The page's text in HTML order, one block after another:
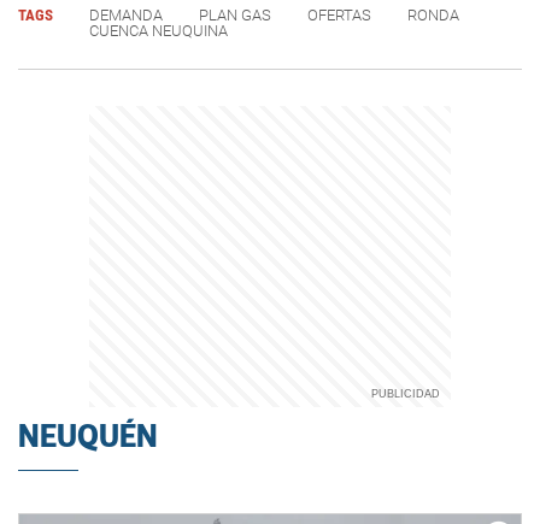
TAGS DEMANDA PLAN GAS OFERTAS
RONDA
CUENCA NEUQUINA
NEUQUÉN